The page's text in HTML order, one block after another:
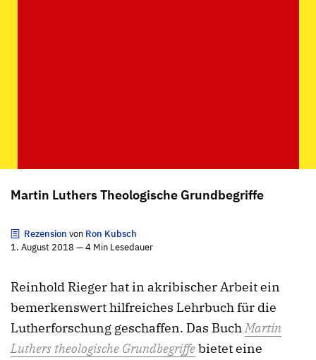
Martin Luthers Theologische Grundbegriffe
Rezension von Ron Kubsch
1. August 2018 — 4 Min Lesedauer
Reinhold Rieger hat in akribischer Arbeit ein
bemerkenswert hilfreiches Lehrbuch für die
Lutherforschung geschaffen. Das BuchMartin
Luthers theologische Grundbegriffebietet eine